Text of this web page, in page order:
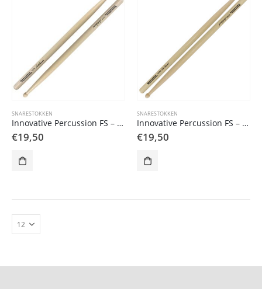
SNARESTOKKEN
Innovative Percussion FS – PR PAUL RENNICK snaredrum stick
€19,50
SNARESTOKKEN
Innovative Percussion FS – PR2 PAUL RENNICK snaredrum stick
€19,50